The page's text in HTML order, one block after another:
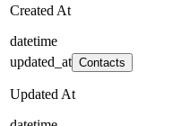
Created At
datetime
updated_at Contacts
Updated At